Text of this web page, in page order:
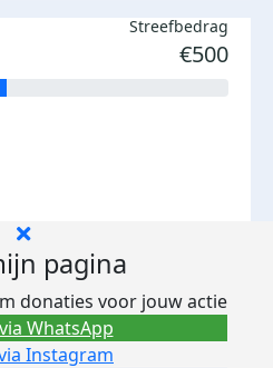
Streefbedrag
€500
pagina
donaties voor jouw actie
Instagram
WhatsApp